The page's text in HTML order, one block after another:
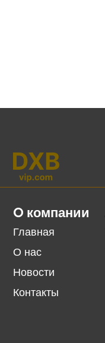
O компании
Главная
О нас
Новости
Контакты